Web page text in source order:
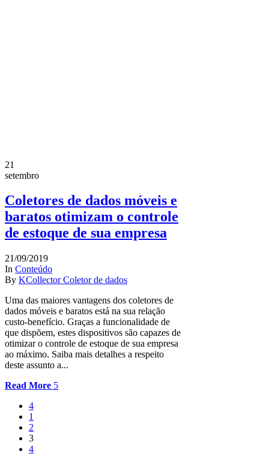
21
setembro
Coletores de dados móveis e
baratos otimizam o controle
de estoque de sua empresa
21/09/2019
In Conteúdo
By KCollector Coletor de dados
Uma das maiores vantagens dos coletores de
dados móveis e baratos está na sua relação
custo-benefício. Graças a funcionalidade de
que dispõem, estes dispositivos são capazes de
otimizar o controle de estoque de sua empresa
ao máximo. Saiba mais detalhes a respeito
deste assunto a...
Read More
1
2
3
4